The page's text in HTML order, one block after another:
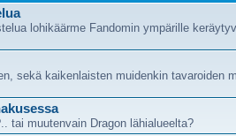
lohikäärme Fandomin ympärille
sekä kaikenlaisten muidenkin tavaroiden
tai muutenvain Dragon lähialueelta?